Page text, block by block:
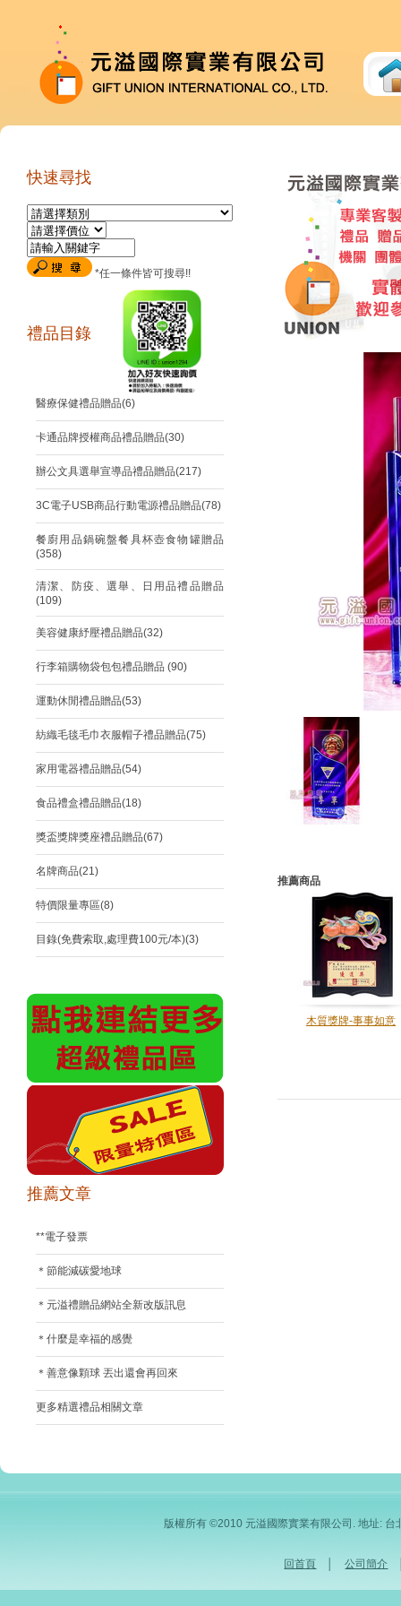
推薦商品
木質獎牌-事事如意
快速尋找
*任一條件皆可搜尋!!
禮品目錄
醫療保健禮品贈品(6)
卡通品牌授權商品禮品贈品(30)
辦公文具選舉宣導品禮品贈品(217)
3C電子USB商品行動電源禮品贈品(78)
餐廚用品鍋碗盤餐具杯壺食物罐贈品
(358)
清潔、防疫、選舉、日用品禮品贈品
(109)
美容健康紓壓禮品贈品(32)
行李箱購物袋包包禮品贈品 (90)
運動休閒禮品贈品(53)
紡織毛毯毛巾衣服帽子禮品贈品(75)
家用電器禮品贈品(54)
食品禮盒禮品贈品(18)
獎盃獎牌獎座禮品贈品(67)
名牌商品(21)
特價限量專區(8)
目錄(免費索取,處理費100元/本)(3)
推薦文章
**電子發票
＊節能減碳愛地球
＊元溢禮贈品網站全新改版訊息
＊什麼是幸福的感覺
＊善意像顆球 丟出還會再回來
更多精選禮品相關文章
版權所有 ©2010 元溢國際實業有限公司. 地址:
回首頁 │公司簡介